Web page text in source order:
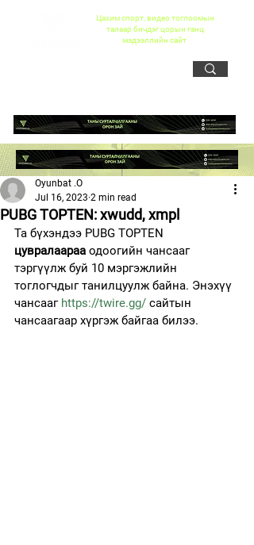
Цахим спорт, видео тоглоомын
талаар бичдэг цорын ганц
мэдээллийн сайт
PUBG TOPTEN: xwudd, xmpl
Oyunbat .O
Jul 16, 2023 2 min read
Та бүхэндээ PUBG TOPTEN
цувралаараа одоогийн чансааг
тэргүүлж буй 10 мэргэжлийн
тоглогчдыг танилцуулж байна. Энэхүү
чансааг https://twire.gg/ сайтын
чансаагаар хүргэж байгаа билээ.